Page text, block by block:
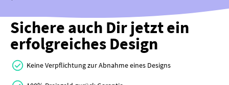
Sichere auch Dir jetzt ein
erfolgreiches Design
Keine Verpflichtung zur Abnahme eines Designs